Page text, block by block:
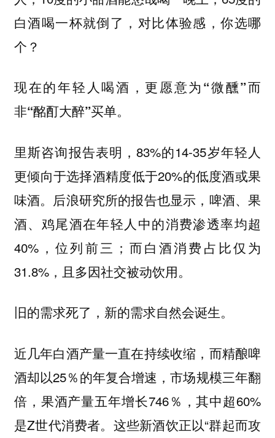
白酒喝一杯就倒了，对比体验感，你选哪
个？
现在的年轻人喝酒，更愿意为“微醺”而
非“酩酊大醉”买单。
里斯咨询报告表明，83%的14-35岁年轻人
更倾向于选择酒精度低于20%的低度酒或果
味酒。后浪研究所的报告也显示，啤酒、果
酒、鸡尾酒在年轻人中的消费渗透率均超
40%，位列前三；而白酒消费占比仅为
31.8%，且多因社交被动饮用。
旧的需求死了，新的需求自然会诞生。
近几年白酒产量一直在持续收缩，而精酿啤
酒却以25％的年复合增速，市场规模三年翻
倍，果酒产量五年增长746％，其中超60%
是Z世代消费者。这些新酒饮正以“群起而攻